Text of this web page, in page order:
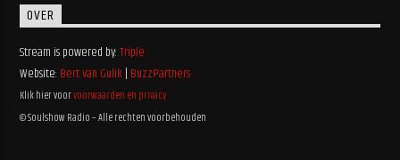
OVER
Stream is powered by:Triple
Website: Bert van Gulik| BuzzPartners
Klik hier voorvoorwaarden en privacy
© Soulshow Radio – Alle rechten voorbehouden